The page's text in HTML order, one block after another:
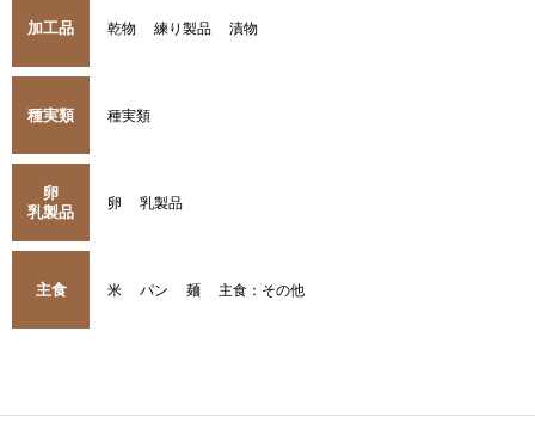
加工品 乾物 練り製品 漬物
種実類 種実類
卵
乳製品
卵 乳製品
主食 米 パン 麺 主食：その他